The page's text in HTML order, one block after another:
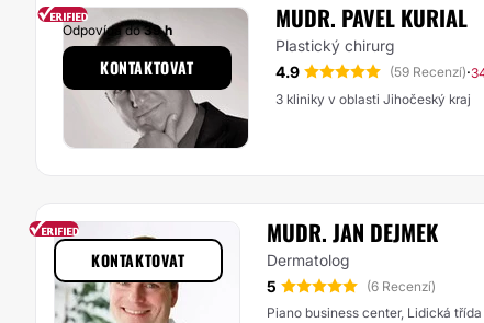
MUDR. PAVEL KURIAL
Plastický chirurg
4.9
(59 Recenzí)·
3 kliniky v oblasti Jihočeský kraj
Odpovídá do39 h
KONTAKTOVAT
MUDR. JAN DEJMEK
Dermatolog
5
(6 Recenzí)
Piano business center, Lidická
KONTAKTOVAT